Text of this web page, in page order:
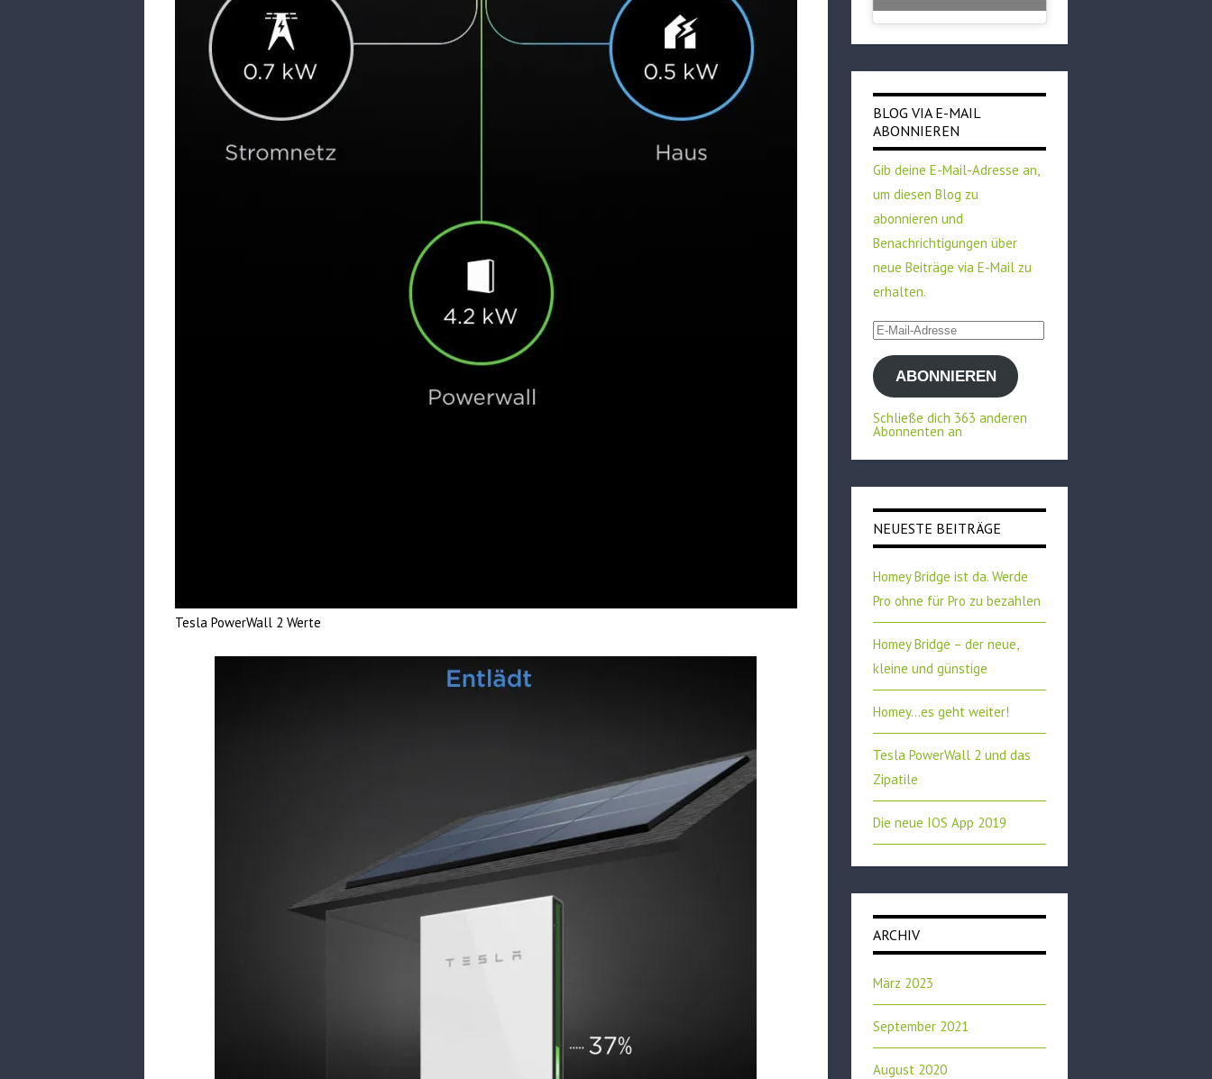
Tesla PowerWall 2 Werte
BLOG VIA E-MAIL
ABONNIEREN
Gib deine E-Mail-Adresse an,
um diesen Blog zu
abonnieren und
Benachrichtigungen über
neue Beiträge via E-Mail zu
erhalten.
E-
Mail-
AdresseABONNIEREN
Schließe dich 363 anderen
Abonnenten an
NEUESTE BEITRÄGE
Homey Bridge ist da. Werde
Pro ohne für Pro zu bezahlen
Homey Bridge – der neue,
kleine und günstige
Homey…es geht weiter!
Tesla PowerWall 2 und das
Zipatile
Die neue IOS App 2019
ARCHIV
März 2023
September 2021
August 2020